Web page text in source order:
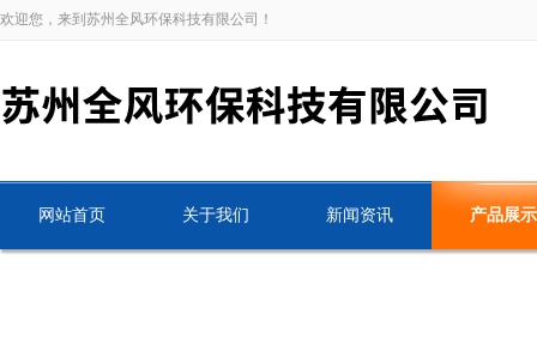
欢迎您，来到苏州全风环保科技有限公司！
网站首页 关于我们 新闻资讯 产品展示